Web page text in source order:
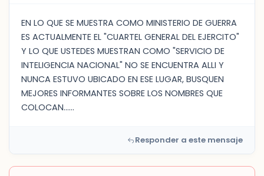
EN LO QUE SE MUESTRA COMO MINISTERIO DE GUERRA
ES ACTUALMENTE EL "CUARTEL GENERAL DEL EJERCITO"
Y LO QUE USTEDES MUESTRAN COMO "SERVICIO DE
INTELIGENCIA NACIONAL" NO SE ENCUENTRA ALLI Y
NUNCA ESTUVO UBICADO EN ESE LUGAR, BUSQUEN
MEJORES INFORMANTES SOBRE LOS NOMBRES QUE
COLOCAN......
Responder a este mensaje